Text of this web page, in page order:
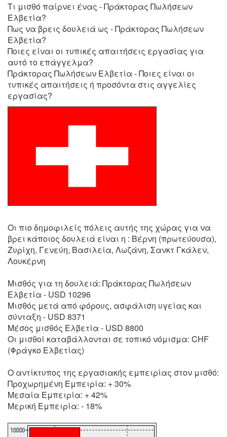
Τι μισθό παίρνει ένας - Πράκτορας Πωλήσεων
Ελβετία?
Πως να βρεις δουλειά ως - Πράκτορας Πωλήσεων
Ελβετία?
Ποιες είναι οι τυπικές απαιτήσεις εργασίας για
αυτό το επάγγελμα?
Πράκτορας Πωλήσεων Ελβετία - Ποιες είναι οι
τυπικές απαιτήσεις ή προσόντα στις αγγελίες
εργασίας?
Οι πιο δημοφιλείς πόλεις αυτής της χώρας για να
βρει κάποιος δουλειά είναι η : Βέρνη (πρωτεύουσα),
Ζυρίχη, Γενεύη, Βασιλεία, Λωζάνη, Σανκτ Γκάλεν,
Λουκέρνη
Μισθός για τη δουλειά: Πράκτορας Πωλήσεων
Ελβετία - USD 10296
Μισθός μετά από φόρους, ασφάλιση υγείας και
σύνταξη - USD 8371
Μέσος μισθός Ελβετία - USD 8800
Οι μισθοί καταβάλλονται σε τοπικό νόμισμα: CHF
(Φράγκο Ελβετίας)
Ο αντίκτυπος της εργασιακής εμπειρίας στον μισθό:
Προχωρημένη Εμπειρία: + 30%
Μεσαία Εμπειρία: + 42%
Μερική Εμπειρία: - 18%